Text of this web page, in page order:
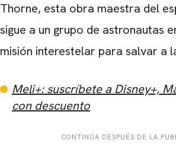
Thorne, esta obra maestra del
sigue a un grupo de astronautas
misión interestelar para salvar a
Meli+: suscríbete a Disney+,
con descuento
CONTINÚA DESPUÉS DE LA